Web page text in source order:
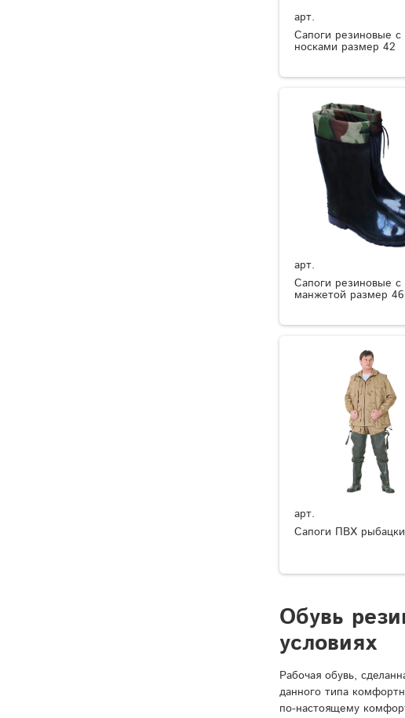
арт.
Сапоги резиновые с
носками размер 42
арт.
Сапоги резиновые с
манжетой размер 46
арт.
Сапоги ПВХ
Обувь
условиях
Рабочая обувь,
данного типа
по-настоящему